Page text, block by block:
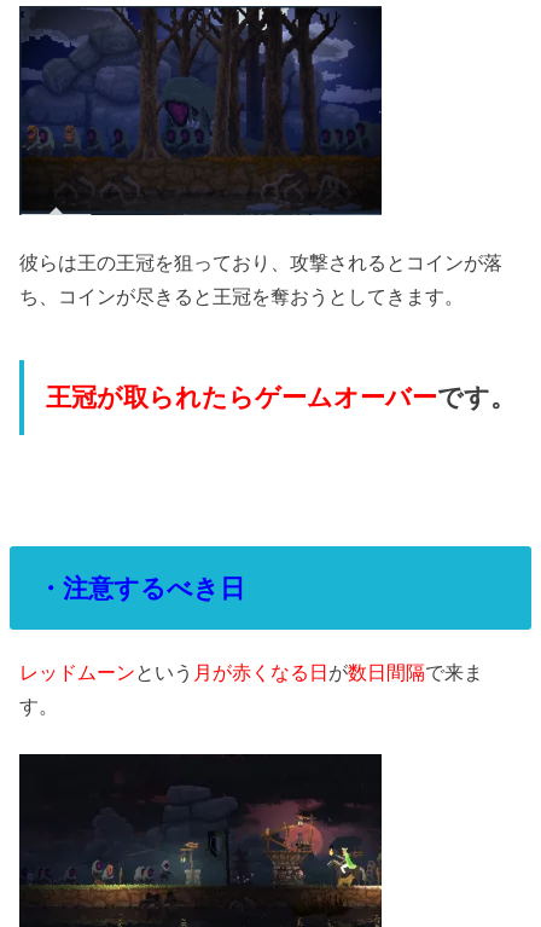
彼らは王の王冠を狙っており、攻撃されるとコインが落
ち、コインが尽きると王冠を奪おうとしてきます。
王冠が取られたらゲームオーバーです。
・注意するべき日
レッドムーンという 月が赤くなる日が数日間隔で来ま
す。